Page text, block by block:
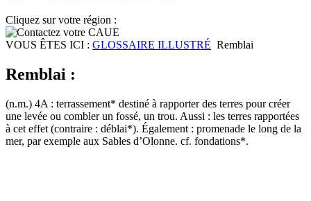
Cliquez sur votre région :
VOUS ÊTES ICI : GLOSSAIRE ILLUSTRÉ Remblai
Remblai :
(n.m.) 4A : terrassement* destiné à rapporter des terres pour créer
une levée ou combler un fossé, un trou. Aussi : les terres rapportées
à cet effet (contraire : déblai*). Également : promenade le long de la
mer, par exemple aux Sables d’Olonne. cf. fondations*.